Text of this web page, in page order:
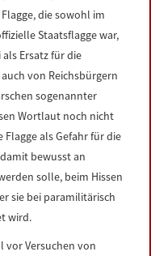
die sowohl im
Staatsflagge war,
Ersatz für die
von Reichsbürgern
sogenannter
Wortlaut noch nicht
als Gefahr für die
bewusst an
solle, beim Hissen
sie bei paramilitärisch
wird.
vor Versuchen von